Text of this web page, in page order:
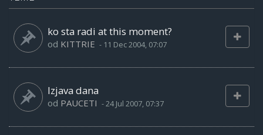
ko sta radi at this moment?
od KITTRIE - 11 Dec 2004, 07:07
Izjava dana
od PAUCETI -24 Jul 2007, 07:37